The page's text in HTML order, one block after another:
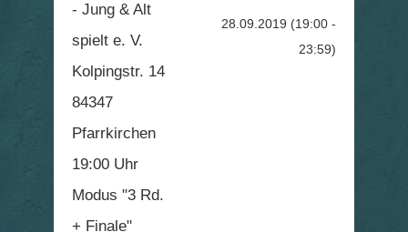
- Jung & Alt
spielt e. V.
Kolpingstr. 14
84347
Pfarrkirchen
19:00 Uhr
Modus "3 Rd.
+ Finale"
28.09.2019 (19:00 -
23:59)